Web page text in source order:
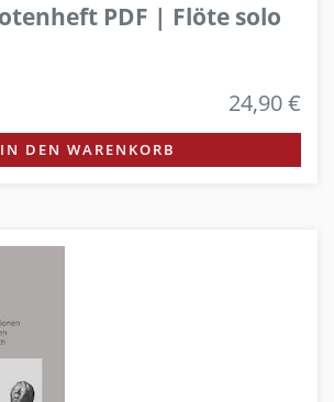
PDF | Flöte solo
24,90 €
IN DEN WARENKORB